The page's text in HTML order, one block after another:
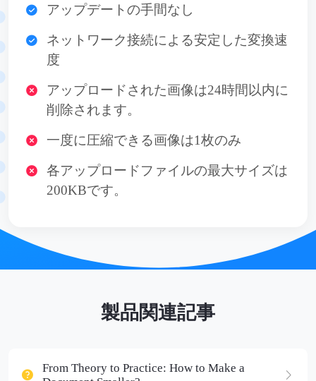
アップデートの手間なし
ネットワーク接続による安定した変換速
度
アップロードされた画像は24時間以内に
削除されます。
一度に圧縮できる画像は1枚のみ
各アップロードファイルの最大サイズは
200KBです。
製品関連記事
From Theory to Practice: How to Make a